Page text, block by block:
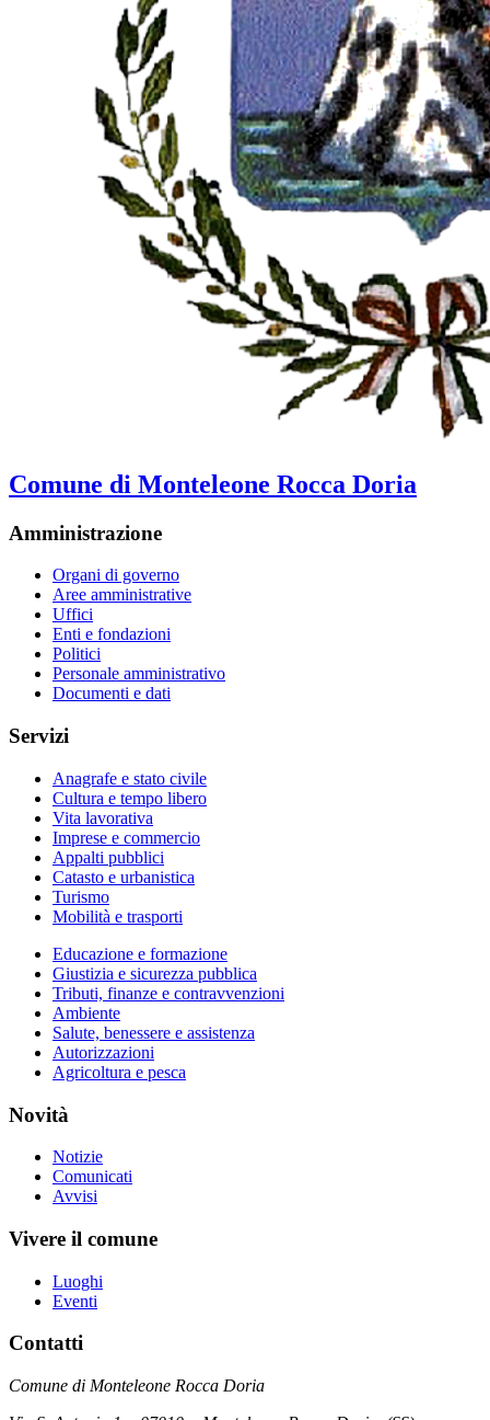
Comune di Monteleone Rocca Doria
Amministrazione
Organi di governo
Aree amministrative
Uffici
Enti e fondazioni
Politici
Personale amministrativo
Documenti e dati
Servizi
Anagrafe e stato civile
Cultura e tempo libero
Vita lavorativa
Imprese e commercio
Appalti pubblici
Catasto e urbanistica
Turismo
Mobilità e trasporti
Educazione e formazione
Giustizia e sicurezza pubblica
Tributi, finanze e contravvenzioni
Ambiente
Salute, benessere e assistenza
Autorizzazioni
Agricoltura e pesca
Novità
Notizie
Comunicati
Avvisi
Vivere il comune
Luoghi
Eventi
Contatti
Comune di Monteleone Rocca Doria